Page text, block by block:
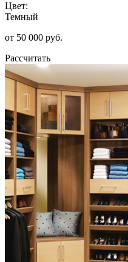
Цвет:
Темный
от 50 000 руб.
Рассчитать